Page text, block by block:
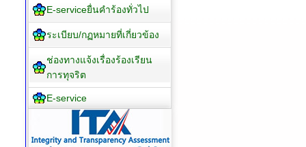
E-serviceยื่นคำร้องทั่วไป
ระเบียบ/กฏหมายที่เกี่ยวข้อง
ช่องทางแจ้งเรื่องร้องเรียน
การทุจริต
E-service